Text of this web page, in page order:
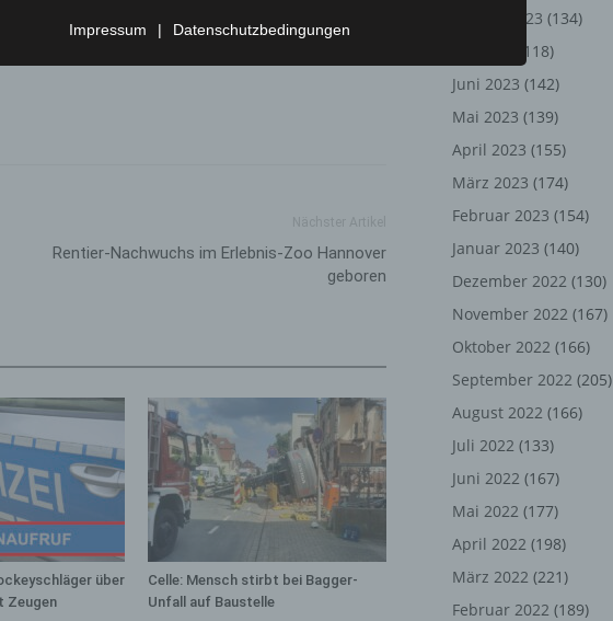
Rentier-Nachwuchs im Erlebnis-Zoo Hannover
geboren
über
Zeugen
Celle: Mensch stirbt bei Bagger-
Unfall auf Baustelle
August 2023 (134)
(118)
Juni 2023 (142)
Mai 2023 (139)
April 2023 (155)
März 2023 (174)
Februar 2023 (154)
Januar 2023 (140)
Dezember 2022 (130)
November 2022 (167)
Oktober 2022 (166)
September 2022 (205)
August 2022 (166)
Juli 2022 (133)
Juni 2022 (167)
Mai 2022 (177)
April 2022 (198)
März 2022 (221)
Februar 2022 (189)
jede Art der automatisierten Verarbeitung personenbezogener
darin besteht, dass diese personenbezogenen Daten verwendet
um bestimmte persönliche Aspekte, die sich auf eine natürliche Person
Verhalten, Aufenthaltsort oder Ortswechsel dieser natürlichen
ist die Verarbeitung personenbezogener Daten in einer
werden können, sofern diese zusätzlichen Informationen gesondert
die gewährleisten, dass die personenbezogenen Daten nicht einer
oder identifizierbaren natürlichen Person zugewiesen werden.
oder für die Verarbeitung
oder für die Verarbeitung Verantwortlicher ist die natürliche
Person, Behörde, Einrichtung oder andere Stelle, die allein oder
mit anderen über die Zwecke und Mittel der Verarbeitung von
Daten entscheidet. Sind die Zwecke und Mittel dieser
durch das Unionsrecht oder das Recht der Mitgliedstaaten
Impressum | Datenschutzbedingungen